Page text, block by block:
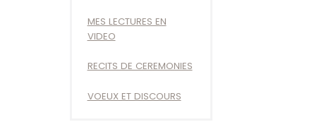
MES LECTURES EN
VIDEO
RECITS DE CEREMONIES
VOEUX ET DISCOURS